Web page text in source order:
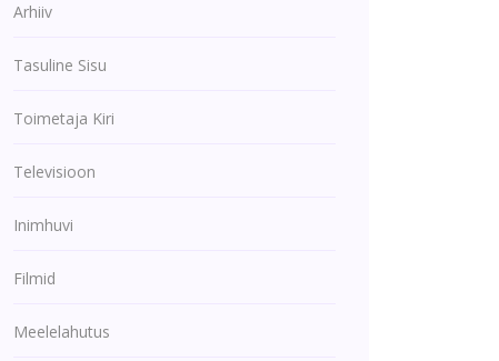
Arhiiv
Tasuline Sisu
Toimetaja Kiri
Televisioon
Inimhuvi
Filmid
Meelelahutus